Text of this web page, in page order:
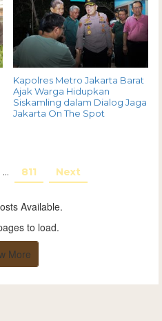
Kapolres Metro Jakarta Barat
Ajak Warga Hidupkan
Siskamling dalam Dialog Jaga
Jakarta On The Spot
… 811 Next
Available.
to load.
More